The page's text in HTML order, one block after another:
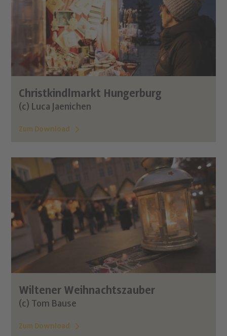
Christkindlmarkt Hungerburg
(c) Luca Jaenichen
Zum Download
Wiltener Weihnachtszauber
(c) Tom Bause
Zum Download